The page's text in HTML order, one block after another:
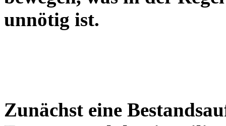
unnötig ist.
Zunächst eine